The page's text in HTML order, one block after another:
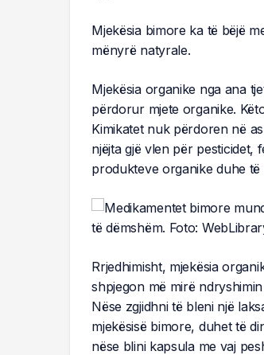
Mjekësia bimore ka të bëjë
mënyrë natyrale.
Mjekësia organike nga ana
përdorur mjete organike.
Kimikatet nuk përdoren në
njëjta gjë vlen për pesticidet,
produkteve organike duhe
Rrjedhimisht, mjekësia
shpjegon më mirë
Nëse zgjidhni të bleni një
mjekësisë bimore, duhet të
nëse blini kapsula me vaj